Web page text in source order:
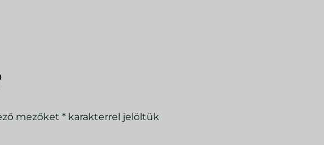
mezőket * karakterrel jelöltük